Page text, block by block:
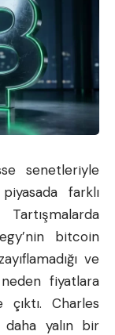
senetleriyle
farklı
bitcoin
ve
fiyatlara
çıktı. Charles
yalın bir